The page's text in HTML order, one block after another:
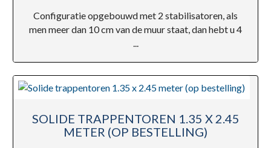
Configuratie opgebouwd met 2 stabilisatoren, als
men meer dan 10 cm van de muur staat, dan hebt u 4
SOLIDE TRAPPENTOREN 1.35 X 2.45
METER (OP BESTELLING)